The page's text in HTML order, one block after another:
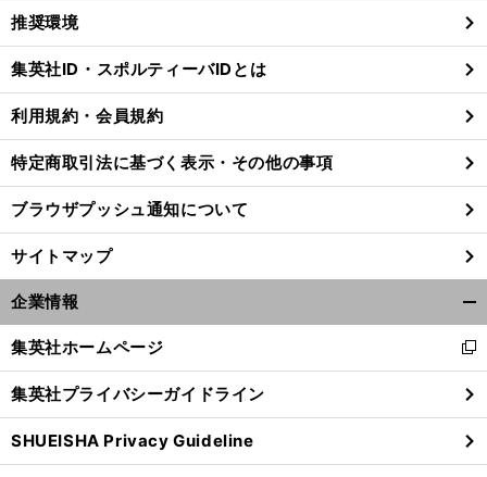
閉
る
推奨環境
集英社ID・スポルティーバIDとは
利用規約・会員規約
特定商取引法に基づく表示・その他の事項
ブラウザプッシュ通知について
サイトマップ
企業情報
閉
る
集英社ホームページ
新
し
い
ウ
ィ
ン
集英社プライバシーガイドライン
SHUEISHA Privacy Guideline